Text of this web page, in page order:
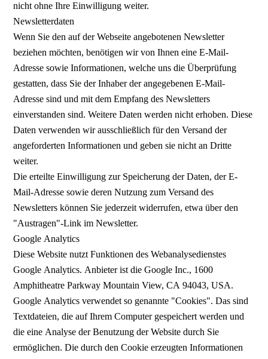
nicht ohne Ihre Einwilligung weiter.
Newsletterdaten
Wenn Sie den auf der Webseite angebotenen Newsletter
beziehen möchten, benötigen wir von Ihnen eine E-Mail-
Adresse sowie Informationen, welche uns die Überprüfung
gestatten, dass Sie der Inhaber der angegebenen E-Mail-
Adresse sind und mit dem Empfang des Newsletters
einverstanden sind. Weitere Daten werden nicht erhoben. Diese
Daten verwenden wir ausschließlich für den Versand der
angeforderten Informationen und geben sie nicht an Dritte
weiter.
Die erteilte Einwilligung zur Speicherung der Daten, der E-
Mail-Adresse sowie deren Nutzung zum Versand des
Newsletters können Sie jederzeit widerrufen, etwa über den
"Austragen"-Link im Newsletter.
Google Analytics
Diese Website nutzt Funktionen des Webanalysedienstes
Google Analytics. Anbieter ist die Google Inc., 1600
Amphitheatre Parkway Mountain View, CA 94043, USA.
Google Analytics verwendet so genannte "Cookies". Das sind
Textdateien, die auf Ihrem Computer gespeichert werden und
die eine Analyse der Benutzung der Website durch Sie
ermöglichen. Die durch den Cookie erzeugten Informationen